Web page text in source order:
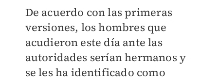
De acuerdo con las primeras
versiones, los hombres que
acudieron este día ante las
autoridades serían hermanos y
se les ha identificado como